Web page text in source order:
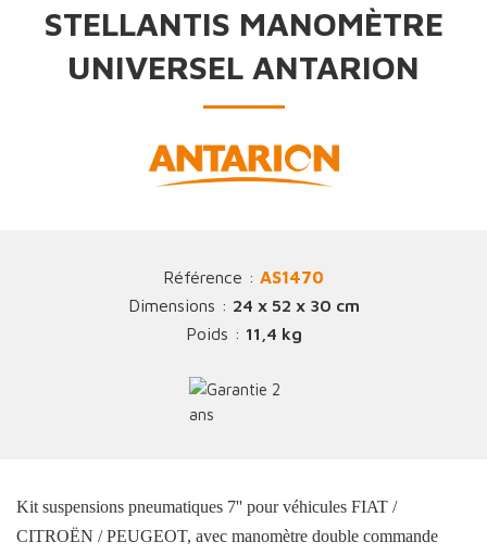
STELLANTIS MANOMÈTRE
UNIVERSEL ANTARION
Référence : AS1470
Dimensions : 24 x 52 x 30 cm
Poids : 11,4 kg
Kit suspensions pneumatiques 7'' pour véhicules FIAT /
CITROËN / PEUGEOT, avec manomètre double commande